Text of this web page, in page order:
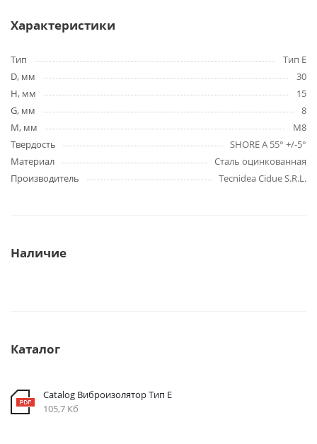
Характеристики
Тип
Тип E
D, мм
30
H, мм
15
G, мм
8
M, мм
M8
Твердость
SHORE A 55° +/-5°
Материал
Сталь оцинкованная
Производитель
Tecnidea Cidue S.R.L.
Наличие
Каталог
Catalog Виброизолятор Тип E
105,7 Кб